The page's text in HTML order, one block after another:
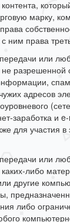
марку,
ним права
или
разрешенной
адресов
заработка и
для участия в
или
либо
другие
либо